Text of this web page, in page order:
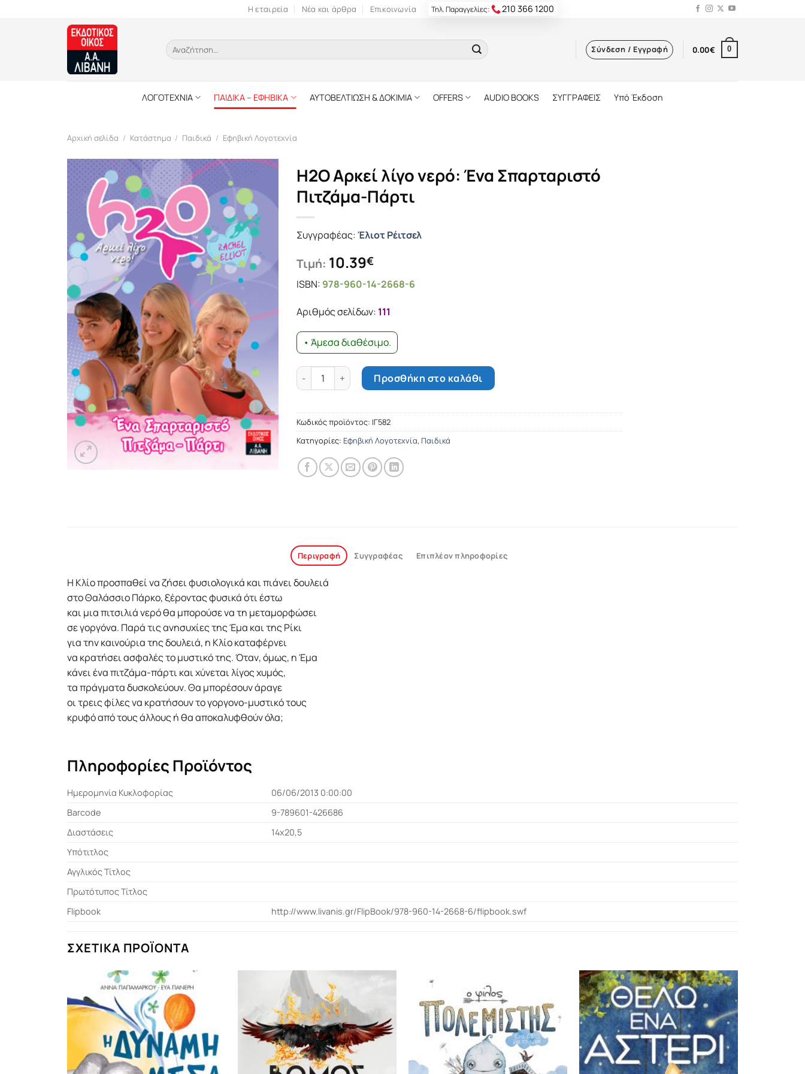
Η εταιρεία Νέα και άρθρα Επικοινωνία Τηλ. Παραγγελίες: 210 366 1200
Αναζήτηση
για:
Σύνδεση / Εγγραφή 0.00€ 0
ΛΟΓΟΤΕΧΝΙΑ ΠΑΙΔΙΚΑ – ΕΦΗΒΙΚΑ ΑΥΤΟΒΕΛΤΙΩΣΗ & ΔΟΚΙΜΙΑ OFFERS AUDIO BOOKS ΣΥΓΓΡΑΦΕΙΣ Υπό Έκδοση
Αρχική σελίδα / Κατάστημα / Παιδικά / Εφηβική Λογοτεχνία
H2O Αρκεί λίγο νερό: Ένα Σπαρταριστό
Πιτζάµα-Πάρτι
Συγγραφέας:Έλιοτ Ρέιτσελ
Τιμή: 10.39€
ISBN: 978-960-14-2668-6
Αριθμός σελίδων: 111
• Άμεσα διαθέσιμο.
H2O Αρκεί λίγο νερό: Ένα Σπαρταριστό Πιτζάµα-Πάρτι ποσότητα
Προσθήκη στο καλάθι
Κωδικός προϊόντος: ΙΓ582
Κατηγορίες: Εφηβική Λογοτεχνία, Παιδικά
Περιγραφή Συγγραφέας Επιπλέον πληροφορίες
Η Κλίο προσπαθεί να ζήσει φυσιολογικά και πιάνει δουλειά
στο Θαλάσσιο Πάρκο, ξέροντας φυσικά ότι έστω
και µια πιτσιλιά νερό θα µπορούσε να τη µεταµορφώσει
σε γοργόνα. Παρά τις ανησυχίες της Έµα και της Ρίκι
για την καινούρια της δουλειά, η Κλίο καταφέρνει
να κρατήσει ασφαλές το µυστικό της. Όταν, όµως, η Έµα
κάνει ένα πιτζάµα-πάρτι και χύνεται λίγος χυµός,
τα πράγµατα δυσκολεύουν. Θα µπορέσουν άραγε
οι τρεις φίλες να κρατήσουν το γοργονο-µυστικό τους
κρυφό από τους άλλους ή θα αποκαλυφθούν όλα;
Πληροφορίες Προϊόντος
Ημερομηνία Κυκλοφορίας
06/06/2013 0:00:00
Barcode
9-789601-426686
Διαστάσεις
14x20,5
Υπότιτλος
Αγγλικός Τίτλος
Πρωτότυπος Τίτλος
Flipbook
http://www.livanis.gr/FlipBook/978-960-14-2668-6/flipbook.swf
ΣΧΕΤΙΚΆ ΠΡΟΪΌΝΤΑ